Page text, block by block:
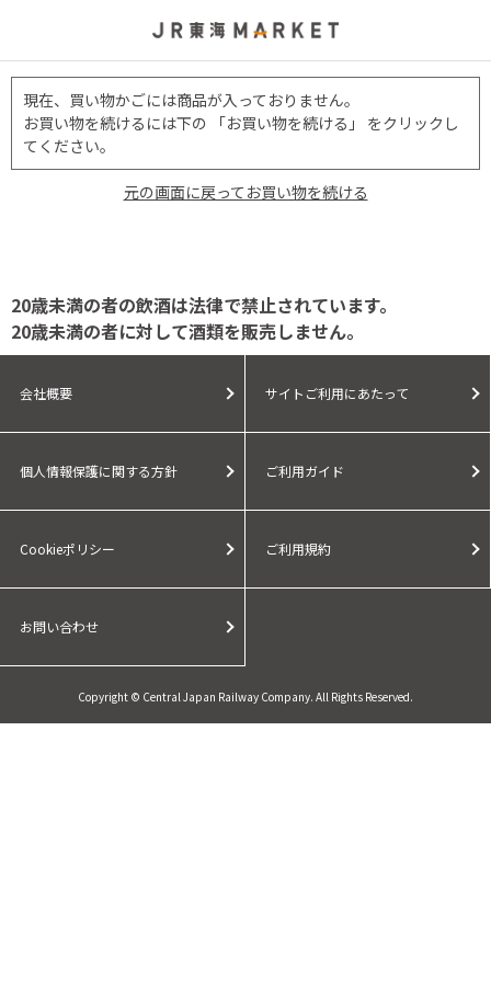
現在、買い物かごには商品が入っておりません。
お買い物を続けるには下の 「お買い物を続ける」 をクリックし
てください。
元の画面に戻ってお買い物を続ける
20歳未満の者の飲酒は法律で禁止されています。
20歳未満の者に対して酒類を販売しません。
会社概要 サイトご利用にあたって
個人情報保護に関する方針 ご利用ガイド
Cookieポリシー ご利用規約
お問い合わせ
Copyright © Central Japan Railway Company. All Rights Reserved.